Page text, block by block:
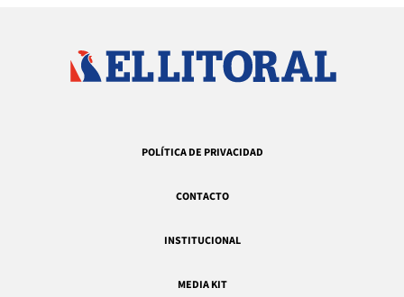
POLÍTICA DE PRIVACIDAD
CONTACTO
INSTITUCIONAL
MEDIA KIT